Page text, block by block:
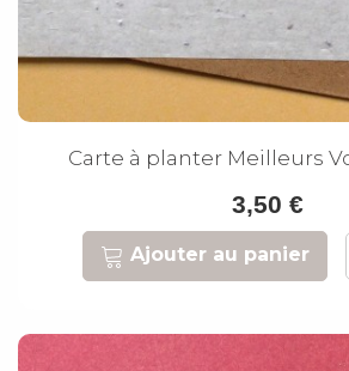
Carte à planter Meilleurs
3,50 €
Ajouter au panier